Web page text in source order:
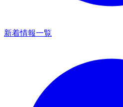
新着情報一覧